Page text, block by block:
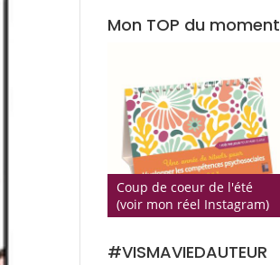
Mon TOP du moment
Coup de coeur de l'été
(voir mon réel Instagram)
#VISMAVIEDAUTEUR